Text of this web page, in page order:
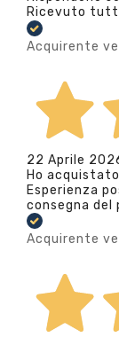
Ricevuto
Acquirente
22 Aprile
Ho
Esperienza
consegna
Acquirente